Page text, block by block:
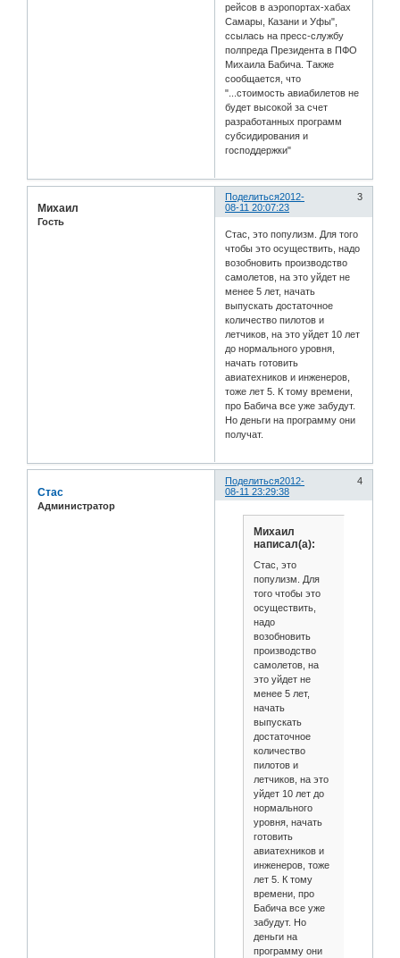
рейсов в аэропортах-хабах
Самары, Казани и Уфы",
ссылась на пресс-службу
полпреда Президента в ПФО
Михаила Бабича. Также
сообщается, что
"...стоимость авиабилетов не
будет высокой за счет
разработанных программ
субсидирования и
господдержки"
Поделиться 3
2012-
08-11 20:07:23
Михаил
Гость
Стас, это популизм. Для того
чтобы это осуществить, надо
возобновить производство
самолетов, на это уйдет не
менее 5 лет, начать
выпускать достаточное
количество пилотов и
летчиков, на это уйдет 10 лет
до нормального уровня,
начать готовить
авиатехников и инженеров,
тоже лет 5. К тому времени,
про Бабича все уже забудут.
Но деньги на программу они
получат.
Поделиться 4
2012-
08-11 23:29:38
Стас
Администратор
Михаил
написал(а):
Стас, это
популизм. Для
того чтобы это
осуществить,
надо
возобновить
производство
самолетов, на
это уйдет не
менее 5 лет,
начать
выпускать
достаточное
количество
пилотов и
летчиков, на это
уйдет 10 лет до
нормального
уровня, начать
готовить
авиатехников и
инженеров, тоже
лет 5. К тому
времени, про
Бабича все уже
забудут. Но
деньги на
программу они